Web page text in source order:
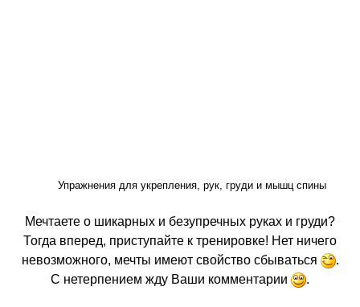
Упражнения для укрепления, рук, груди и мышц спины
Мечтаете о шикарных и безупречных руках и груди?
Тогда вперед, приступайте к тренировке! Нет ничего
невозможного, мечты имеют свойство сбываться
.
С нетерпением жду Ваши комментарии
.